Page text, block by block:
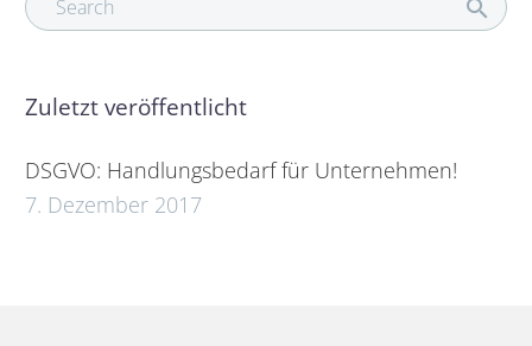
Zuletzt veröffentlicht
DSGVO: Handlungsbedarf für Unternehmen!
7. Dezember 2017